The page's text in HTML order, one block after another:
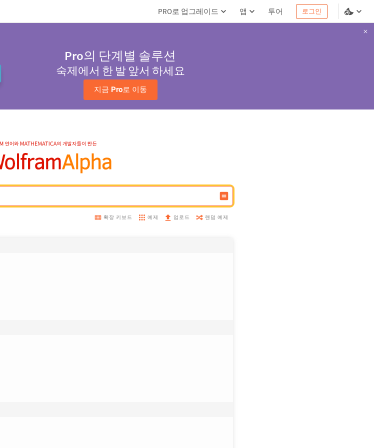
PRO로 업그레이드 앱 투어 로그인
Pro의 단계별 솔루션
숙제에서 한 발 앞서 하세요
지금 Pro로 이동
확장 키보드 예제 업로드 랜덤 예제